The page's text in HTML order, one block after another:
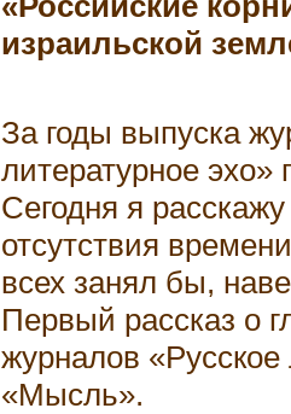
израильской
За годы выпуска
литературное
Сегодня я
отсутствия
всех занял бы,
Первый рассказ о
журналов «Русское
«Мысль».